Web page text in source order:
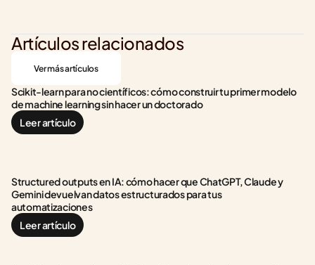
Artículos relacionados
Ver más artículos
Scikit-learn para no científicos: cómo construir tu primer modelo
de machine learning sin hacer un doctorado
Leer artículo
Structured outputs en IA: cómo hacer que ChatGPT, Claude y
Gemini devuelvan datos estructurados para tus
automatizaciones
Leer artículo